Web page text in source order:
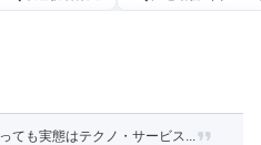
ても実態はテクノ・サービス...